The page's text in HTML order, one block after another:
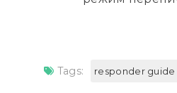
Tags: responder guide